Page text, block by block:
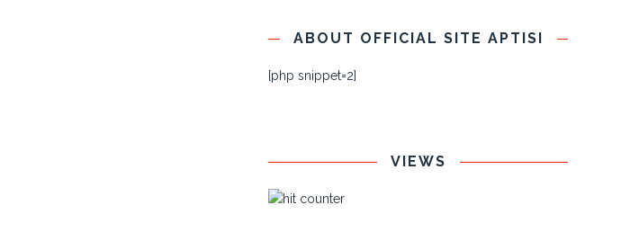
ABOUT OFFICIAL SITE APTISI
[php snippet=2]
VIEWS